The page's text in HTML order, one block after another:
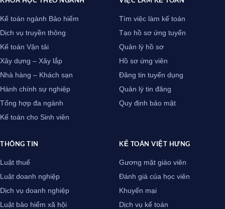
Kế toán ngành Bảo hiểm
Dịch vụ truyền thông
Kế toán Vận tải
Xây dựng – Xây lắp
Nhà hàng – Khách sạn
Hành chính sự nghiệp
Tổng hợp đa ngành
Kế toán cho Sinh viên
Tìm việc làm kế toán
Tạo hồ sơ ứng tuyển
Quản lý hồ sơ
Hồ sơ ứng viên
Đăng tin tuyển dụng
Quản lý tin đăng
Quy định bảo mật
THÔNG TIN
Luật thuế
Luật doanh nghiệp
Dịch vụ doanh nghiệp
Luật bảo hiểm xã hội
KẾ TOÁN VIỆT HƯNG
Gương mặt giáo viên
Đánh giá của học viên
Khuyến mại
Dịch vụ kế toán